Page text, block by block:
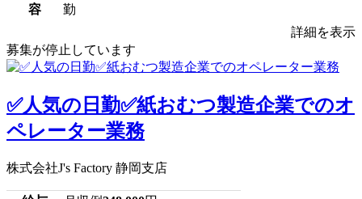
容
勤
詳細を表示
募集が停止しています
✅人気の日勤✅紙おむつ製造企業でのオ
ペレーター業務
株式会社J's Factory 静岡支店